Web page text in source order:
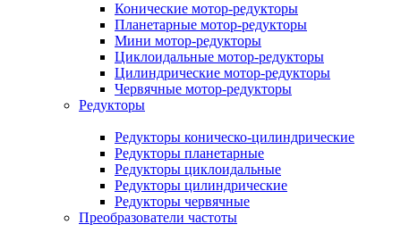
Конические мотор-редукторы
Планетарные мотор-редукторы
Мини мотор-редукторы
Циклоидальные мотор-редукторы
Цилиндрические мотор-редукторы
Червячные мотор-редукторы
Редукторы
Редукторы коническо-цилиндрические
Редукторы планетарные
Редукторы циклоидальные
Редукторы цилиндрические
Редукторы червячные
Преобразователи частоты